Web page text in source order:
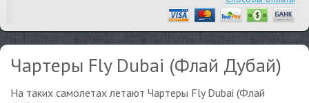
Чартеры Fly Dubai (Флай Дубай)
На таких самолетах летают Чартеры Fly Dubai (Флай